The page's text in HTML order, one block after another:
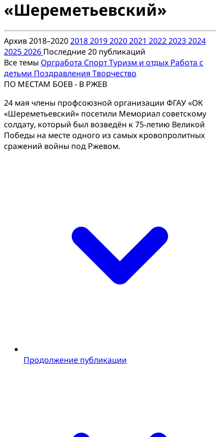
«Шереметьевский»
Архив 2018–20202018201920202021 202220232024
20252026 Последние 20 публикаций
Все темы Оргработа СпортТуризм и отдых Работа с
детьми Поздравления Творчество
ПО МЕСТАМ БОЕВ - В РЖЕВ
24 мая члены профсоюзной организации ФГАУ «ОК
«Шереметьевский» посетили Мемориал советскому
солдату, который был возведён к 75-летию Великой
Победы на месте одного из самых кровопролитных
сражений войны под Ржевом.
Продолжение публикации